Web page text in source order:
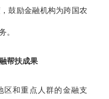
鼓励金融机构为跨国农
。
帮扶成果
区和重点人群的金融支